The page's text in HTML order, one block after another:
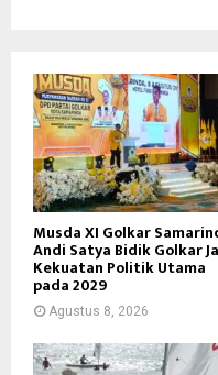
Musda XI Golkar
Andi Satya Bidik Golkar
Kekuatan Politik Utama
pada 2029
Agustus 8, 2026